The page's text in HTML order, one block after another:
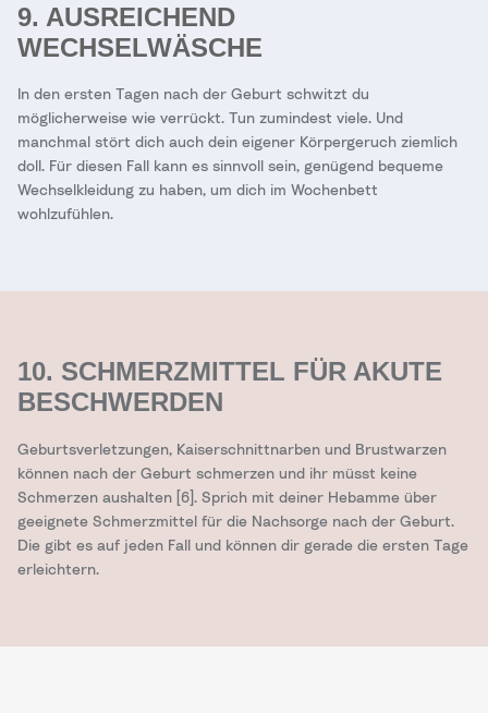
9. AUSREICHEND
WECHSELWÄSCHE
In den ersten Tagen nach der Geburt schwitzt du
möglicherweise wie verrückt. Tun zumindest viele. Und
manchmal stört dich auch dein eigener Körpergeruch ziemlich
doll. Für diesen Fall kann es sinnvoll sein, genügend bequeme
Wechselkleidung zu haben, um dich im Wochenbett
wohlzufühlen.
10. SCHMERZMITTEL FÜR AKUTE
BESCHWERDEN
Geburtsverletzungen, Kaiserschnittnarben und Brustwarzen
können nach der Geburt schmerzen und ihr müsst keine
Schmerzen aushalten [6]. Sprich mit deiner Hebamme über
geeignete Schmerzmittel für die Nachsorge nach der Geburt.
Die gibt es auf jeden Fall und können dir gerade die ersten Tage
erleichtern.